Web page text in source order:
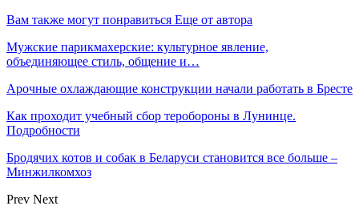
Вам также могут понравиться Еще от автора
Мужские парикмахерские: культурное явление,
объединяющее стиль, общение и…
Арочные охлаждающие конструкции начали работать в Бресте
Как проходит учебный сбор теробороны в Лунинце.
Подробности
Бродячих котов и собак в Беларуси становится все больше –
Минжилкомхоз
Prev Next